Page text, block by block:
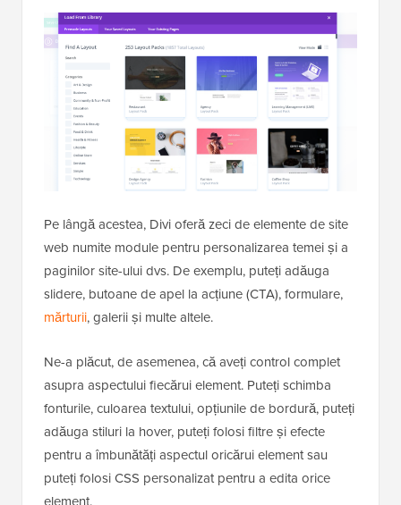
Pe lângă acestea, Divi oferă zeci de elemente de site
web numite module pentru personalizarea temei și a
paginilor site-ului dvs. De exemplu, puteți adăuga
slidere, butoane de apel la acțiune (CTA), formulare,
mărturii, galerii și multe altele.
Ne-a plăcut, de asemenea, că aveți control complet
asupra aspectului fiecărui element. Puteți schimba
fonturile, culoarea textului, opțiunile de bordură, puteți
adăuga stiluri la hover, puteți folosi filtre și efecte
pentru a îmbunătăți aspectul oricărui element sau
puteți folosi CSS personalizat pentru a edita orice